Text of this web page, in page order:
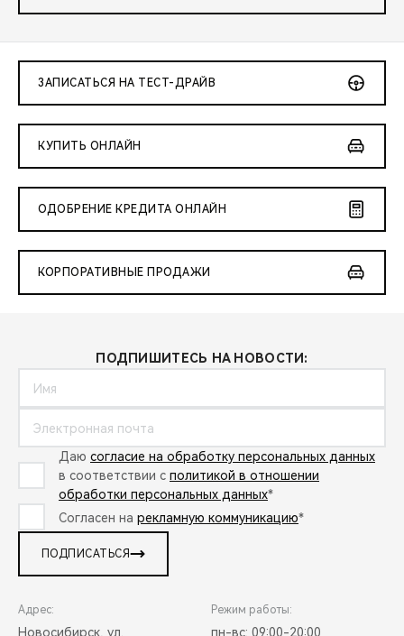
ЗАПИСАТЬСЯ НА ТЕСТ-ДРАЙВ
КУПИТЬ ОНЛАЙН
ОДОБРЕНИЕ КРЕДИТА ОНЛАЙН
КОРПОРАТИВНЫЕ ПРОДАЖИ
ПОДПИШИТЕСЬ НА НОВОСТИ:
Даю согласие на обработку персональных данных
в соответствии с политикой в отношении
обработки персональных данных*
Согласен на рекламную коммуникацию*
ПОДПИСАТЬСЯ
Адрес:
Новосибирск, ул.
Режим работы:
пн-вс: 09:00-20:00